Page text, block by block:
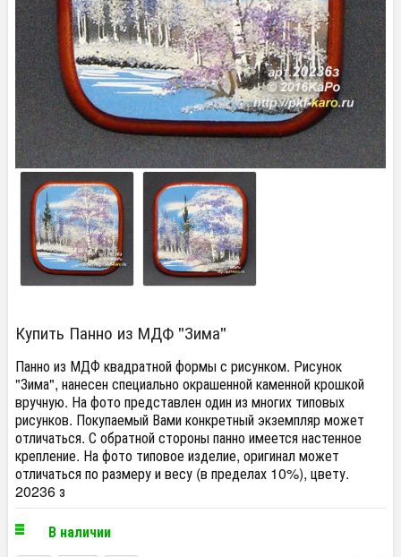
Купить Панно из МДФ "Зима"
Панно из МДФ квадратной формы с рисунком.​ Рисунок
"Зима", нанесен специально окрашенной каменной крошкой
вручную. На фото представлен один из многих типовых
рисунков. Покупаемый Вами конкретный экземпляр может
отличаться. С обратной стороны панно имеется настенное
крепление. На фото типовое изделие, оригинал может
отличаться по размеру и весу (в пределах 10%), цвету.
20236 з
В наличии